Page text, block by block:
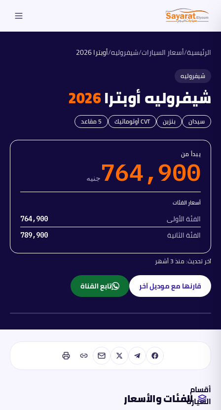
الرئيسية/أسعار السيارات/شيفروليه/أوبترا2026
شيفروليه
شيفروليهأوبترا2026
سيدان بنزين CVT أوتوماتيك 5مقاعد
يبدأ من
764,900 جنيه
أسعار الفئات
الفئة الأولى 764,900
الفئة الثانية 789,900
آخر تحديث:منذ 3 أشهر
قارنها مع موديل آخر تابع القناة
أقسام
السيارةالفئات والأسعار